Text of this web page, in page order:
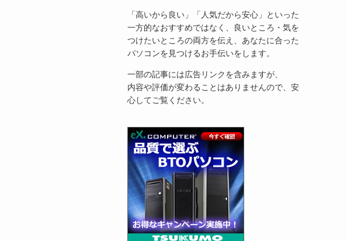
「高いから良い」「人気だから安心」といった
一方的なおすすめではなく、良いところ・気を
つけたいところの両方を伝え、あなたに合った
パソコンを見つけるお手伝いをします。
一部の記事には広告リンクを含みますが、
内容や評価が変わることはありませんので、安
心してご覧ください。